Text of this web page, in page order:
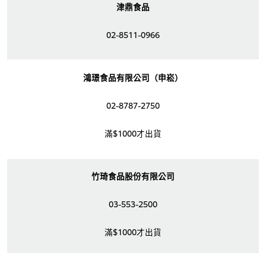
津鼎食品
02-8511-0966
鴻璟食品有限公司（申崧）
02-8787-2750
滿$1000才出貨
竹琦食品股份有限公司
03-553-2500
滿$1000才出貨